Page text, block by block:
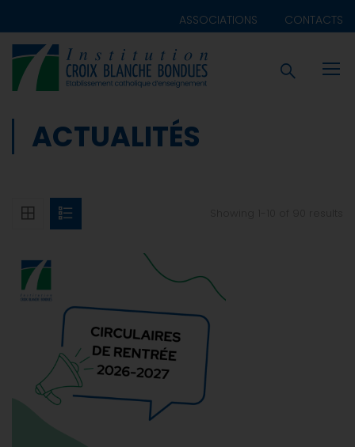
ASSOCIATIONS CONTACTS
ACTUALITÉS